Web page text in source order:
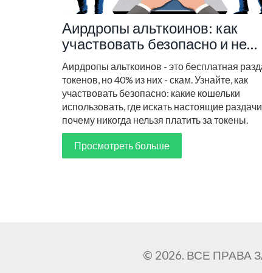
Аирдропы альткоинов: как
участвовать безопасно и не
попасть на скам
Аирдропы альткоинов - это бесплатная
токенов, но 40% из них - скам. Узнайте, как
участвовать безопасно: какие кошельки
использовать, где искать настоящие
почему никогда нельзя платить за токены.
Просмотреть больше
© 2026. ВСЕ ПРАВА